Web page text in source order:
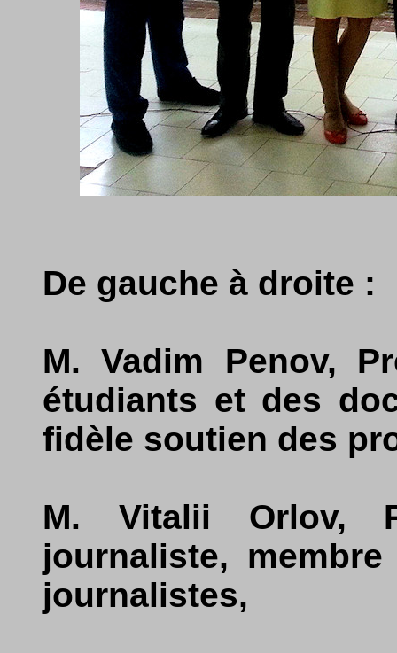
De gauche à droite :
M. Vadim Penov,
étudiants et des
fidèle soutien des
M. Vitalii Orlov,
journaliste,
journalistes,